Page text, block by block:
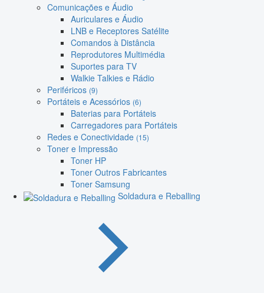
Comunicações e Áudio
Auriculares e Áudio
LNB e Receptores Satélite
Comandos à Distância
Reprodutores Multimédia
Suportes para TV
Walkie Talkies e Rádio
Periféricos (9)
Portáteis e Acessórios (6)
Baterias para Portáteis
Carregadores para Portáteis
Redes e Conectividade (15)
Toner e Impressão
Toner HP
Toner Outros Fabricantes
Toner Samsung
Soldadura e Reballing